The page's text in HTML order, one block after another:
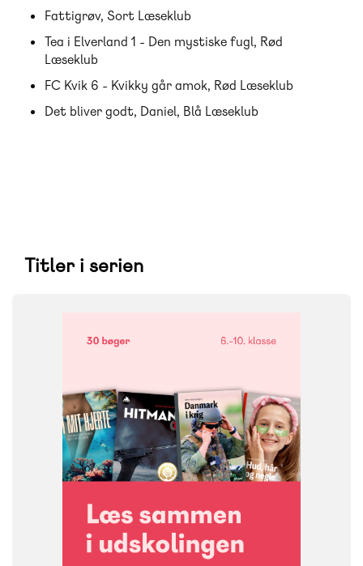
Fattigrøv, Sort Læseklub
Tea i Elverland 1 - Den mystiske fugl, Rød
Læseklub
FC Kvik 6 - Kvikky går amok, Rød Læseklub
Det bliver godt, Daniel, Blå Læseklub
Titler i serien
FORMAT
Bogpakke, fysisk
9788723579614